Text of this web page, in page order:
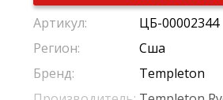
Артикул:
ЦБ-00002344
Регион:
Сша
Бренд:
Templeton